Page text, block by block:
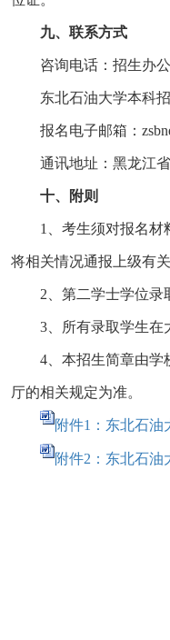
九、联系方式
咨询电话：招生办
东北石油大学本科
报名电子邮箱：
通讯地址：黑龙江
十、附则
1、考生须对报名
将相关情况通报上级有
2、第二学士学位录
3、所有录取学生在
4、本招生简章由学
厅的相关规定为准。
附件1：东北石油
附件2：东北石油